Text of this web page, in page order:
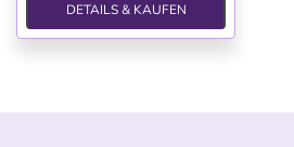
DETAILS & KAUFEN